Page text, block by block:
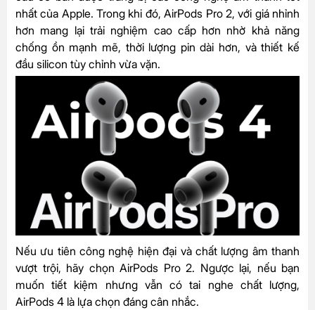
nhất của Apple. Trong khi đó, AirPods Pro 2, với giá nhỉnh
hơn mang lại trải nghiệm cao cấp hơn nhờ khả năng
chống ồn mạnh mẽ, thời lượng pin dài hơn, và thiết kế
đầu silicon tùy chỉnh vừa vặn.
Nếu ưu tiên công nghệ hiện đại và chất lượng âm thanh
vượt trội, hãy chọn AirPods Pro 2. Ngược lại, nếu bạn
muốn tiết kiệm nhưng vẫn có tai nghe chất lượng,
AirPods 4 là lựa chọn đáng cân nhắc.